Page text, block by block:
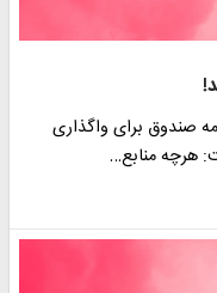
برای واگذاری
منابع…